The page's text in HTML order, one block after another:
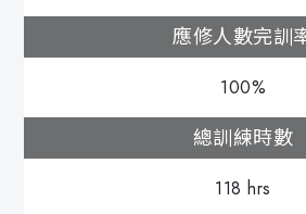
應修人數完訓
100%
總訓練時數
118 hrs